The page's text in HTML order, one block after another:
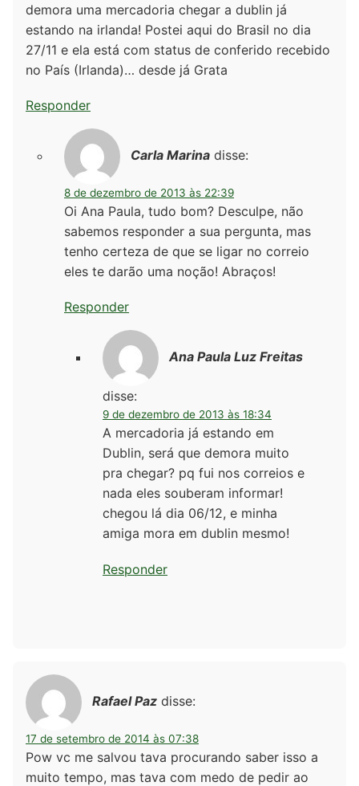
demora uma mercadoria chegar a dublin já
estando na irlanda! Postei aqui do Brasil no dia
27/11 e ela está com status de conferido recebido
no País (Irlanda)… desde já Grata
Responder
Carla Marina disse:
8 de dezembro de 2013 às 22:39
Oi Ana Paula, tudo bom? Desculpe, não
sabemos responder a sua pergunta, mas
tenho certeza de que se ligar no correio
eles te darão uma noção! Abraços!
Responder
Ana Paula Luz Freitas
disse:
9 de dezembro de 2013 às 18:34
A mercadoria já estando em
Dublin, será que demora muito
pra chegar? pq fui nos correios e
nada eles souberam informar!
chegou lá dia 06/12, e minha
amiga mora em dublin mesmo!
Responder
Rafael Paz disse:
17 de setembro de 2014 às 07:38
Pow vc me salvou tava procurando saber isso a
muito tempo, mas tava com medo de pedir ao